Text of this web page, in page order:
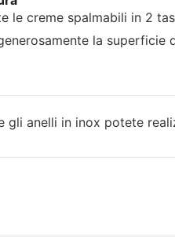
le creme spalmabili in 2
la
gli anelli in inox potete